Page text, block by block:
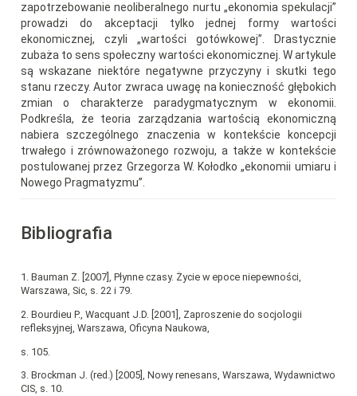
zapotrzebowanie neoliberalnego nurtu „ekonomia spekulacji”
prowadzi do akceptacji tylko jednej formy wartości
ekonomicznej, czyli „wartości gotówkowej”. Drastycznie
zubaża to sens społeczny wartości ekonomicznej. W artykule
są wskazane niektóre negatywne przyczyny i skutki tego
stanu rzeczy. Autor zwraca uwagę na konieczność głębokich
zmian o charakterze paradygmatycznym w ekonomii.
Podkreśla, że teoria zarządzania wartością ekonomiczną
nabiera szczególnego znaczenia w kontekście koncepcji
trwałego i zrównoważonego rozwoju, a także w kontekście
postulowanej przez Grzegorza W. Kołodko „ekonomii umiaru i
Nowego Pragmatyzmu”.
Bibliografia
1. Bauman Z. [2007], Płynne czasy. Życie w epoce niepewności,
Warszawa, Sic, s. 22 i 79.
2. Bourdieu P., Wacquant J.D. [2001], Zaproszenie do socjologii
refleksyjnej, Warszawa, Oficyna Naukowa,
s. 105.
3. Brockman J. (red.) [2005], Nowy renesans, Warszawa, Wydawnictwo
CIS, s. 10.